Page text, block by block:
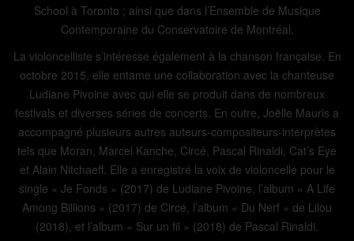
School à Toronto ; ainsi que dans l’Ensemble de Musique
Contemporaine du Conservatoire de Montréal.
La violoncelliste s’intéresse également à la chanson française. En
octobre 2015, elle entame une collaboration avec la chanteuse
Ludiane Pivoine avec qui elle se produit dans de nombreux
festivals et diverses séries de concerts. En outre, Joëlle Mauris a
accompagné plusieurs autres auteurs-compositeurs-interprètes
tels que Moran, Marcel Kanche, Circé, Pascal Rinaldi, Cat’s Eye
et Alain Nitchaeff. Elle a enregistré la voix de violoncelle pour le
single « Je Fonds » (2017) de Ludiane Pivoine, l’album « A Life
Among Billions » (2017) de Circé, l’album « Du Nerf » de Lilou
(2018), et l’album « Sur un fil » (2018) de Pascal Rinaldi.